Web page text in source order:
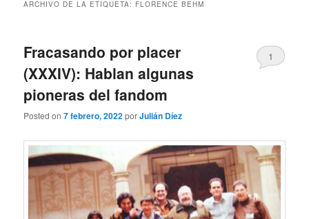
ARCHIVO DE LA ETIQUETA: FLORENCE BEHM
Fracasando por placer
(XXXIV): Hablan algunas
pioneras del fandom
Posted on7 febrero, 2022porJulián Díez
1